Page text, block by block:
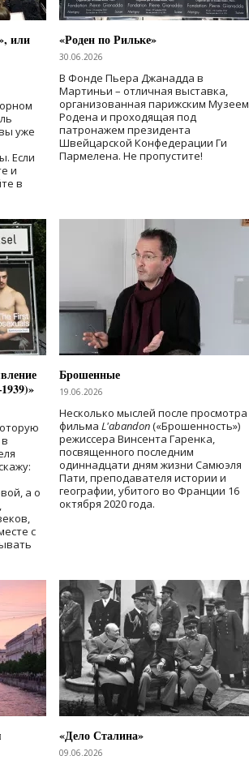
или
уже
Если
и
в
«Роден по Рильке»
30.06.2026
В Фонде Пьера Джанадда в
Мартиньи – отличная выставка,
организованная парижским Музеем
Родена и проходящая под
патронажем президента
Швейцарской Конфедерации Ги
Пармелена. Не пропустите!
а о
с
Брошенные
19.06.2026
Несколько мыслей после просмотра
фильма L'abandon(«Брошенность»)
режиссера Винсента Гаренка,
посвященного последним
одиннадцати дням жизни Самюэля
Пати, преподавателя истории и
географии, убитого во Франции 16
октября 2020 года.
«Дело Сталина»
09.06.2026